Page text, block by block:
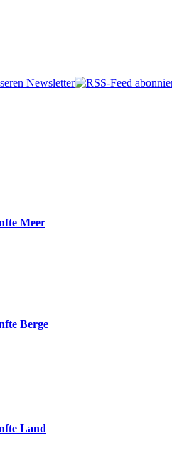
Newsletter
Meer
Berge
Land